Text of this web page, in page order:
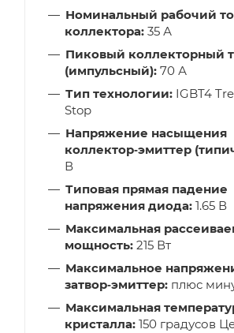
Номинальный рабочий
коллектора: 35 А
Пиковый коллекторный
(импульсный): 70 А
Тип технологии: IGBT4
Stop
Напряжение насыщения
коллектор‑эмиттер
В
Типовая прямая падение
напряжения диода: 1.65 В
Максимальная
мощность: 215 Вт
Максимальное
затвор‑эмиттер: плюс
Максимальная
кристалла: 150 градусов